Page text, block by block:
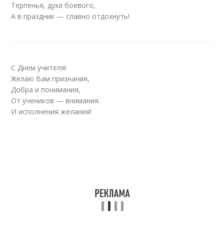
Терпенья, духа боевого,
А в праздник — славно отдохнуть!
С Днем учителя!
Желаю Вам признания,
Добра и понимания,
От учеников — внимания.
И исполнения желания!